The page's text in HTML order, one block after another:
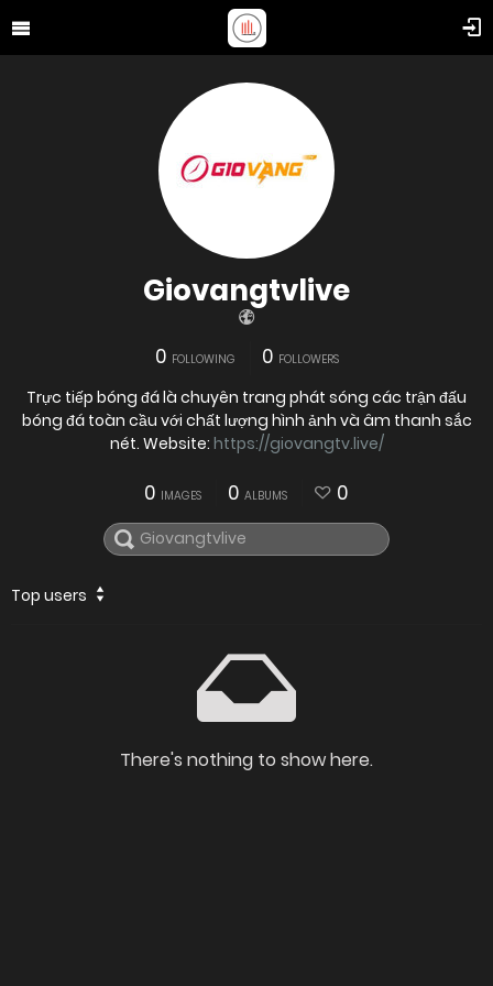
Giovangtvlive
0 FOLLOWING 0 FOLLOWERS
Trực tiếp bóng đá là chuyên trang phát sóng các trận đấu
bóng đá toàn cầu với chất lượng hình ảnh và âm thanh sắc
nét. Website: https://giovangtv.live/
0 IMAGES 0 ALBUMS 0
Top users
There's nothing to show here.